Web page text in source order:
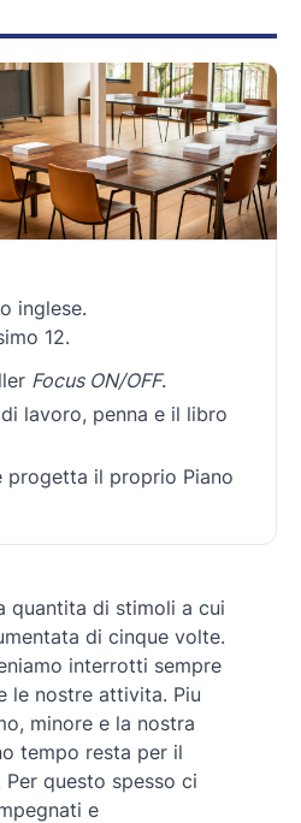
inglese.
12.
Focus ON/OFF.
lavoro, penna e il libro
progetta il proprio Piano
quantita di stimoli a cui
di cinque volte.
interrotti sempre
le nostre attivita. Piu
minore e la nostra
tempo resta per il
questo spesso ci
e